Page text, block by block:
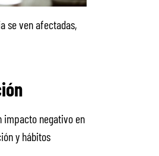
se ven afectadas,
impacto negativo en
y hábitos